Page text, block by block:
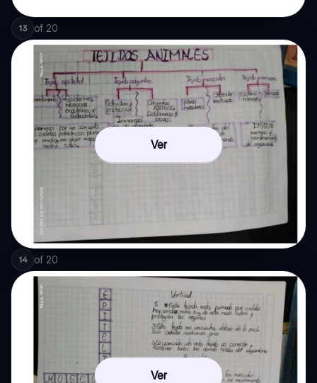
13 of 20
Ver
14 of 20
Ver